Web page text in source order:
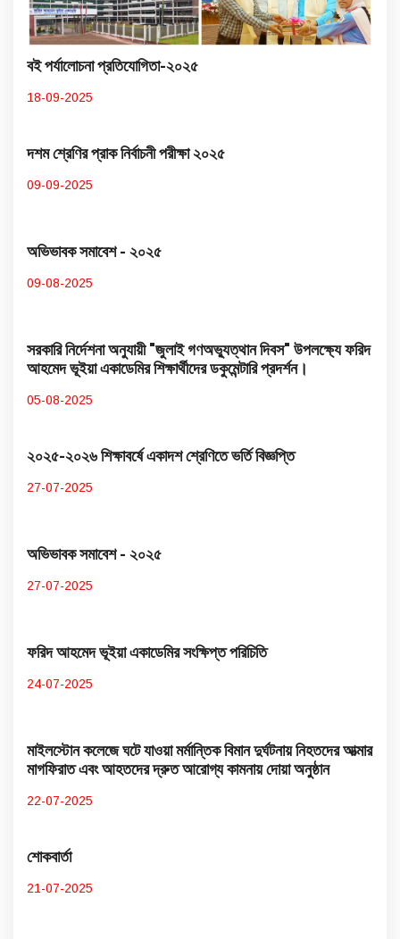
বই পর্যালোচনা প্রতিযোগিতা-২০২৫
18-09-2025
দশম শ্রেণির প্রাক নির্বাচনী পরীক্ষা ২০২৫
09-09-2025
অভিভাবক সমাবেশ - ২০২৫
09-08-2025
সরকারি নির্দেশনা অনুযায়ী "জুলাই গণঅভ্যুত্থান দিবস" উপলক্ষ্যে ফরিদ
আহমেদ ভূইয়া একাডেমির শিক্ষার্থীদের ডকুমেন্টারি প্রদর্শন।
05-08-2025
২০২৫-২০২৬ শিক্ষাবর্ষে একাদশ শ্রেণিতে ভর্তি বিজ্ঞপ্তি
27-07-2025
অভিভাবক সমাবেশ - ২০২৫
27-07-2025
ফরিদ আহমেদ ভূইয়া একাডেমির সংক্ষিপ্ত পরিচিতি
24-07-2025
মাইলস্টোন কলেজে ঘটে যাওয়া মর্মান্তিক বিমান দুর্ঘটনায় নিহতদের আত্মার
মাগফিরাত এবং আহতদের দ্রুত আরোগ্য কামনায় দোয়া অনুষ্ঠান
22-07-2025
শোকবার্তা
21-07-2025